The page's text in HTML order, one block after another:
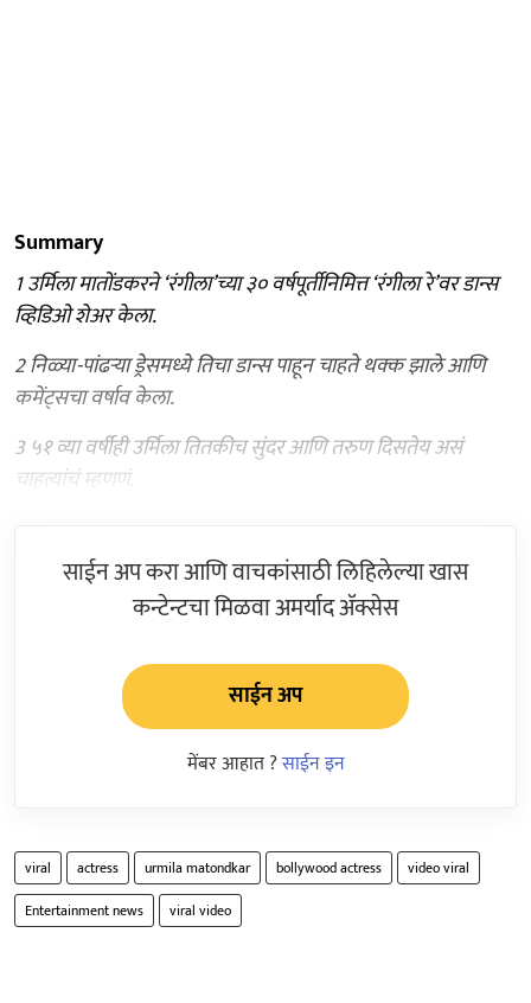
Summary
1 उर्मिला मातोंडकरने ‘रंगीला’च्या ३० वर्षपूर्तीनिमित्त ‘रंगीला रे’वर डान्स
व्हिडिओ शेअर केला.
2 निळ्या-पांढऱ्या ड्रेसमध्ये तिचा डान्स पाहून चाहते थक्क झाले आणि
कमेंट्सचा वर्षाव केला.
3 ५१ व्या वर्षीही उर्मिला तितकीच सुंदर आणि तरुण दिसतेय असं
चाहत्यांचं म्हणणं.
साईन अप करा आणि वाचकांसाठी लिहिलेल्या खास
कन्टेन्टचा मिळवा अमर्याद ॲक्सेस
साईन अप
मेंबर आहात ?साईन इन
viral actress urmila matondkar bollywood actress
video viral
Entertainment news
viral video